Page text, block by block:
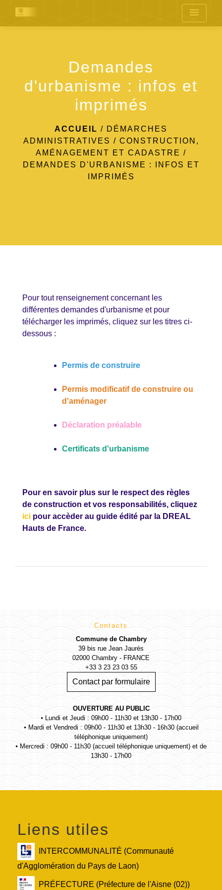
menu
Demandes
d'urbanisme : infos et
imprimés
ACCUEIL / DÉMARCHES
ADMINISTRATIVES / CONSTRUCTION,
AMÉNAGEMENT ET CADASTRE /
DEMANDES D'URBANISME : INFOS ET
IMPRIMÉS
Pour tout renseignement concernant les
différentes demandes d'urbanisme et pour
télécharger les imprimés, cliquez sur les titres ci-
dessous :
Permis de construire
Permis modificatif de construire ou
d'aménager
Déclaration préalable
Certificats d'urbanisme
Pour en savoir plus sur le respect des règles
de construction et vos responsabilités, cliquez
ici pour accèder au guide édité par la DREAL
Hauts de France.
Contacts
Commune de Chambry
39 bis rue Jean Jaurès
02000 Chambry - FRANCE
+33 3 23 23 03 55
Contact par formulaire
OUVERTURE AU PUBLIC
⦁ Lundi et Jeudi : 09h00 - 11h30 et 13h30 - 17h00
⦁ Mardi et Vendredi : 09h00 - 11h30 et 13h30 - 16h30 (accueil
téléphonique uniquement)
⦁ Mercredi : 09h00 - 11h30 (accueil téléphonique uniquement) et de
13h30 - 17h00
Liens utiles
INTERCOMMUNALITÉ (Communauté
d'Agglomération du Pays de Laon)
PRÉFECTURE (Préfecture de l'Aisne (02))